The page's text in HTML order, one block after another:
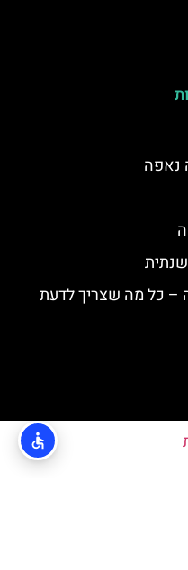
– כל מה שצריך לדעת